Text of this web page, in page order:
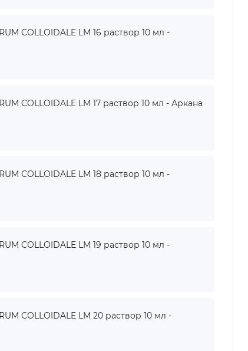
COLLOIDALE LM 16 раствор 10 мл -
COLLOIDALE LM 17 раствор 10 мл - Аркана
COLLOIDALE LM 18 раствор 10 мл -
COLLOIDALE LM 19 раствор 10 мл -
COLLOIDALE LM 20 раствор 10 мл -